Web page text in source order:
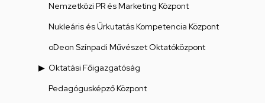
Nemzetközi PR és Marketing Központ
Nukleáris és Űrkutatás Kompetencia Központ
oDeon Színpadi Művészet Oktatóközpont
Oktatási Főigazgatóság
Pedagógusképző Központ